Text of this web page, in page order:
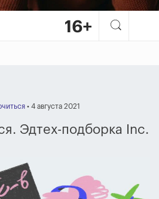
• 4 августа 2021
Эдтех-подборка Inc.